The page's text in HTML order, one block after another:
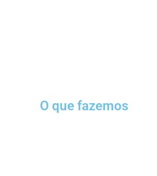
O que fazemos